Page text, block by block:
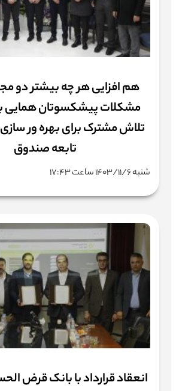
هم افزایی هر چه بیشتر دو
مشکلات پیشکسوتان همایی
تلاش مشترک برای بهره ور
تابعه صندوق
شنبه ۱۴۰۳/۱۱/۶ ساعت ۱۷:۴۳
انعقاد قرارداد با بانک قرض